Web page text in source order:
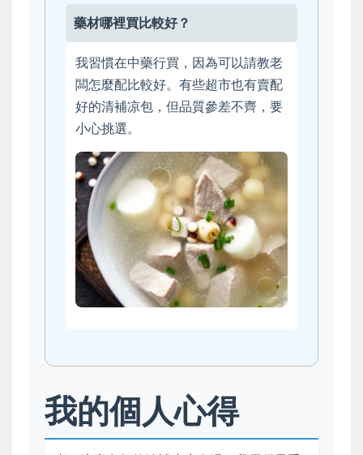
藥材哪裡買比較好？
我習慣在中藥行買，因為可以請教老
闆怎麼配比較好。有些超市也有賣配
好的清補凉包，但品質參差不齊，要
小心挑選。
我的個人心得